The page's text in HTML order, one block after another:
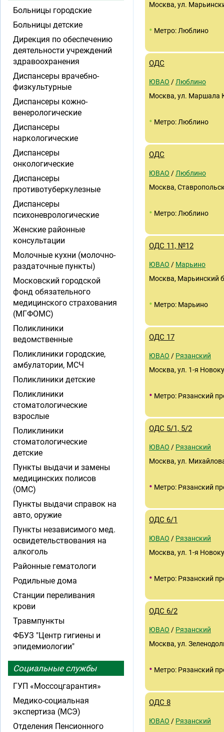
Москва, ул.
• Метро: Люблино
ОДС
ЮВАО / Люблино
Москва, ул. Маршала
• Метро: Люблино
ОДС
ЮВАО / Люблино
Москва,
• Метро: Люблино
ОДС 11, №12
ЮВАО / Марьино
Москва, Марьинский
• Метро: Марьино
ОДС 17
ЮВАО / Рязанский
Москва, ул. 1-я
• Метро: Рязанский
ОДС 5/1, 5/2
ЮВАО / Рязанский
Москва, ул.
• Метро: Рязанский
ОДС 6/1
ЮВАО / Рязанский
Москва, ул. 1-я
• Метро: Рязанский
ОДС 6/2
ЮВАО / Рязанский
Москва, ул.
• Метро: Рязанский
ОДС 8
ЮВАО / Рязанский
Больницы городские
Больницы детские
Дирекция по обеспечению
деятельности учреждений
здравоохранения
Диспансеры врачебно-
физкультурные
Диспансеры кожно-
венерологические
Диспансеры
наркологические
Диспансеры
онкологические
Диспансеры
противотуберкулезные
Диспансеры
психоневрологические
Женские районные
консультации
Молочные кухни (молочно-
раздаточные пункты)
Московский городской
фонд обязательного
медицинского страхования
(МГФОМС)
Поликлиники
ведомственные
Поликлиники городские,
амбулатории, МСЧ
Поликлиники детские
Поликлиники
стоматологические
взрослые
Поликлиники
стоматологические
детские
Пункты выдачи и замены
медицинских полисов
(ОМС)
Пункты выдачи справок на
авто, оружие
Пункты независимого мед.
освидетельствования на
алкоголь
Районные гематологи
Родильные дома
Станции переливания
крови
Травмпункты
ФБУЗ "Центр гигиены и
эпидемиологии"
Социальные службы
ГУП «Моссоцгарантия»
Медико-социальная
экспертиза (МСЭ)
Отделения Пенсионного